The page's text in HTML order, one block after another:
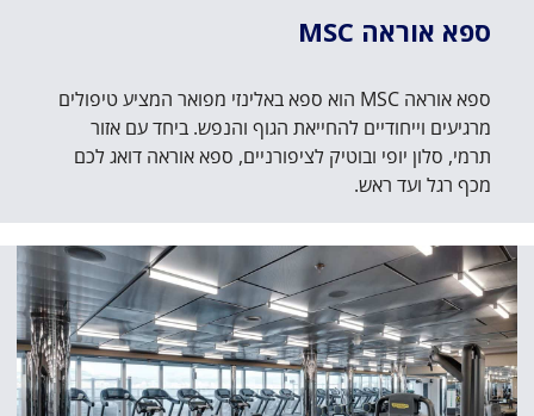
ספא אוראה MSC
ספא אוראה MSC הוא ספא באלינזי מפואר המציע טיפולים
מרגיעים וייחודיים להחייאת הגוף והנפש. ביחד עם אזור
תרמי, סלון יופי ובוטיק לציפורניים, ספא אוראה דואג לכם
מכף רגל ועד ראש.